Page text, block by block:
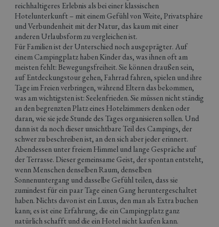
reichhaltigeres Erlebnis als bei einer klassischen
Hotelunterkunft – mit einem Gefühl von Weite, Privatsphäre
und Verbundenheit mit der Natur, das kaum mit einer
anderen Urlaubsform zu vergleichen ist.
Für Familien ist der Unterschied noch ausgeprägter. Auf
einem Campingplatz haben Kinder das, was ihnen oft am
meisten fehlt: Bewegungsfreiheit. Sie können draußen sein,
auf Entdeckungstour gehen, Fahrrad fahren, spielen und ihre
Tage im Freien verbringen, während Eltern das bekommen,
was am wichtigsten ist: Seelenfrieden. Sie müssen nicht ständig
an den begrenzten Platz eines Hotelzimmers denken oder
daran, wie sie jede Stunde des Tages organisieren sollen. Und
dann ist da noch dieser unsichtbare Teil des Campings, der
schwer zu beschreiben ist, an den sich aber jeder erinnert.
Abendessen unter freiem Himmel und lange Gespräche auf
der Terrasse. Dieser gemeinsame Geist, der spontan entsteht,
wenn Menschen denselben Raum, denselben
Sonnenuntergang und dasselbe Gefühl teilen, dass sie
zumindest für ein paar Tage einen Gang heruntergeschaltet
haben. Nichts davon ist ein Luxus, den man als Extra buchen
kann; es ist eine Erfahrung, die ein Campingplatz ganz
natürlich schafft und die ein Hotel nicht kaufen kann.